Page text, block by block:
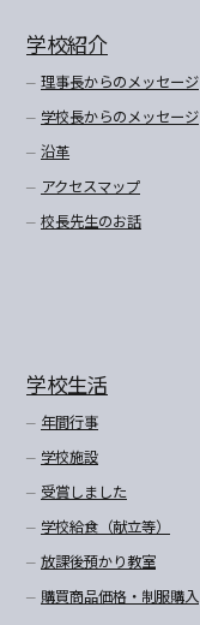
学校紹介
理事長からのメッセージ
学校長からのメッセージ
沿革
アクセスマップ
校長先生のお話
学校生活
年間行事
学校施設
受賞しました
学校給食（献立等）
放課後預かり教室
購買商品価格・制服購入